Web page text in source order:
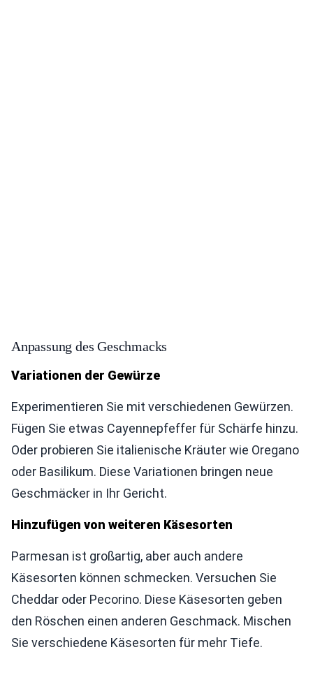
Anpassung des Geschmacks
Variationen der Gewürze
Experimentieren Sie mit verschiedenen Gewürzen.
Fügen Sie etwas Cayennepfeffer für Schärfe hinzu.
Oder probieren Sie italienische Kräuter wie Oregano
oder Basilikum. Diese Variationen bringen neue
Geschmäcker in Ihr Gericht.
Hinzufügen von weiteren Käsesorten
Parmesan ist großartig, aber auch andere
Käsesorten können schmecken. Versuchen Sie
Cheddar oder Pecorino. Diese Käsesorten geben
den Röschen einen anderen Geschmack. Mischen
Sie verschiedene Käsesorten für mehr Tiefe.